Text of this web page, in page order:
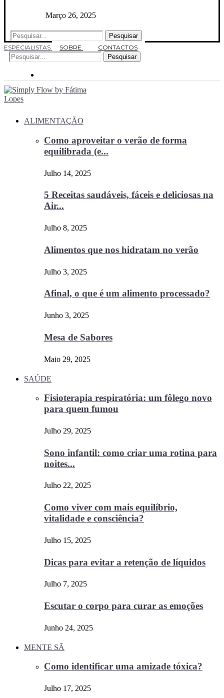
Março 26, 2025
Pesquisar
ESPECIALISTAS
SOBRE
CONTACTOS
Pesquisar
ALIMENTAÇÃO
Como aproveitar o verão de forma
equilibrada (e...
Julho 14, 2025
5 Receitas saudáveis, fáceis e deliciosas na
Air...
Julho 8, 2025
Alimentos que nos hidratam no verão
Julho 3, 2025
Afinal, o que é um alimento processado?
Junho 3, 2025
Mesa de Sabores
Maio 29, 2025
SAÚDE
Fisioterapia respiratória: um fôlego novo
para quem fumou
Julho 29, 2025
Sono infantil: como criar uma rotina para
noites...
Julho 22, 2025
Como viver com mais equilíbrio,
vitalidade e consciência?
Julho 15, 2025
Dicas para evitar a retenção de líquidos
Julho 7, 2025
Escutar o corpo para curar as emoções
Junho 24, 2025
MENTE SÃ
Como identificar uma amizade tóxica?
Julho 17, 2025